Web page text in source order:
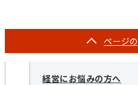
ページの
経営にお悩みの方へ